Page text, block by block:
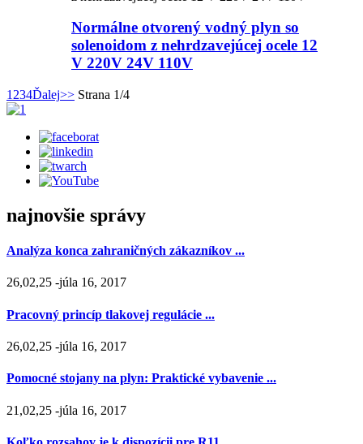
Normálne otvorený vodný plyn so
solenoidom z nehrdzavejúcej ocele 12
V 220V 24V 110V
1 234Ďalej>> Strana 1/4
najnovšie správy
Analýza konca zahraničných zákazníkov ...
26,02,25 -júla 16, 2017
Pracovný princíp tlakovej regulácie ...
26,02,25 -júla 16, 2017
Pomocné stojany na plyn: Praktické vybavenie ...
21,02,25 -júla 16, 2017